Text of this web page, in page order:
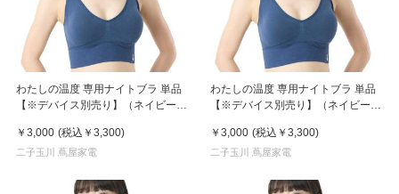
わたしの温度 専用ナイトブラ 単品
【※デバイス別売り】（ネイビー、
￥3,000 (税込 ￥3,300)
二子玉川 蔦屋家電
わたしの温度 専用ナイトブラ 単品
【※デバイス別売り】（ネイビー、
￥3,000 (税込 ￥3,300)
二子玉川 蔦屋家電